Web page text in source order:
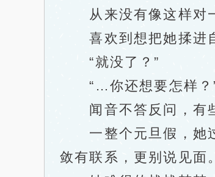
从来没有像这样对一
喜欢到想把她揉进自
“就没了？”
“…你还想要怎样？
闻音不答反问，有些
一整个元旦假，她过
敛有联系，更别说见面。